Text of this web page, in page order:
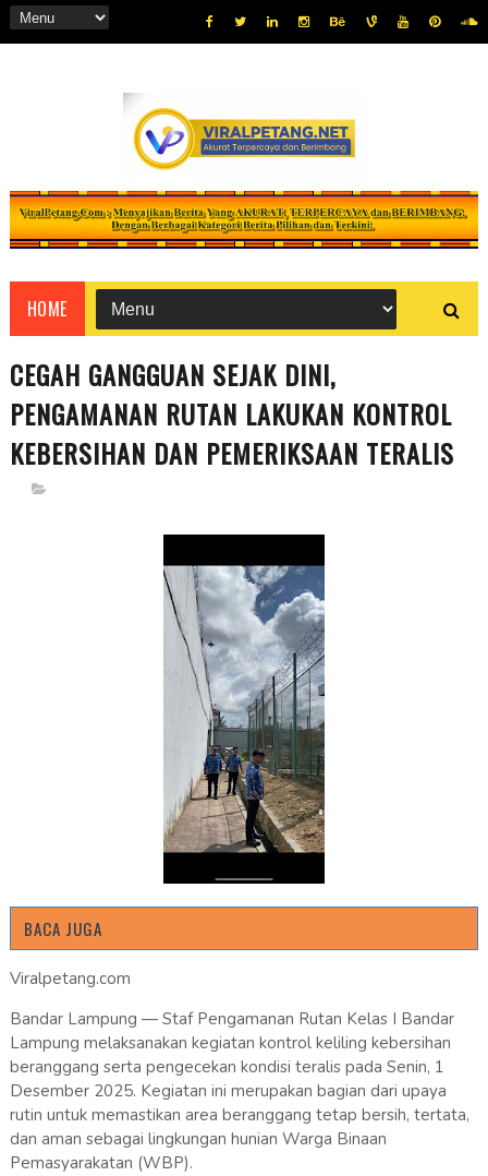
HOME
CEGAH GANGGUAN SEJAK DINI,
PENGAMANAN RUTAN LAKUKAN KONTROL
KEBERSIHAN DAN PEMERIKSAAN TERALIS
BACA JUGA
Viralpetang.com
Bandar Lampung — Staf Pengamanan Rutan Kelas I Bandar
Lampung melaksanakan kegiatan kontrol keliling kebersihan
beranggang serta pengecekan kondisi teralis pada Senin, 1
Desember 2025. Kegiatan ini merupakan bagian dari upaya
rutin untuk memastikan area beranggang tetap bersih, tertata,
dan aman sebagai lingkungan hunian Warga Binaan
Pemasyarakatan (WBP).